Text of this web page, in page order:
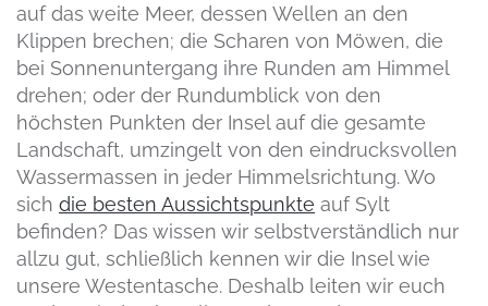
auf das weite Meer, dessen Wellen an den
Klippen brechen; die Scharen von Möwen, die
bei Sonnenuntergang ihre Runden am Himmel
drehen; oder der Rundumblick von den
höchsten Punkten der Insel auf die gesamte
Landschaft, umzingelt von den eindrucksvollen
Wassermassen in jeder Himmelsrichtung. Wo
sich die besten Aussichtspunkte auf Sylt
befinden? Das wissen wir selbstverständlich nur
allzu gut, schließlich kennen wir die Insel wie
unsere Westentasche. Deshalb leiten wir euch